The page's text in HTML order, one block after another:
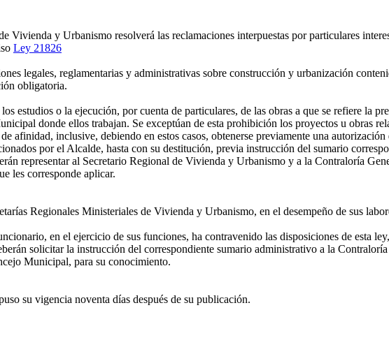
Vivienda y Urbanismo resolverá las reclamaciones interpuestas por particulares
Ley 21826
legales, reglamentarias y administrativas sobre construcción y urbanización
obligatoria.
estudios o la ejecución, por cuenta de particulares, de las obras a que se refiere la
donde ellos trabajan. Se exceptúan de esta prohibición los proyectos u obras
afinidad, inclusive, debiendo en estos casos, obtenerse previamente una
por el Alcalde, hasta con su destitución, previa instrucción del sumario
representar al Secretario Regional de Vivienda y Urbanismo y a la Contraloría
les corresponde aplicar.
Regionales Ministeriales de Vivienda y Urbanismo, en el desempeño de sus
en el ejercicio de sus funciones, ha contravenido las disposiciones de esta
solicitar la instrucción del correspondiente sumario administrativo a la
Municipal, para su conocimiento.
su vigencia noventa días después de su publicación.